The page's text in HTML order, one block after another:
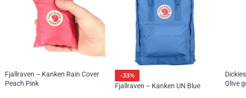
Fjallraven – Kanken Rain Cover
Peach Pink
-33%
Fjallraven – Kanken UN Blue
Olive